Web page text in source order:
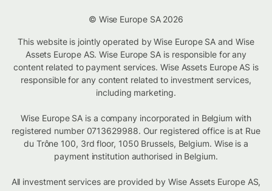
© Wise Europe SA 2026
This website is jointly operated by Wise Europe SA and Wise
Assets Europe AS. Wise Europe SA is responsible for any
content related to payment services. Wise Assets Europe AS is
responsible for any content related to investment services,
including marketing.
Wise Europe SA is a company incorporated in Belgium with
registered number 0713629988. Our registered office is at Rue
du Trône 100, 3rd floor, 1050 Brussels, Belgium. Wise is a
payment institution authorised in Belgium.
All investment services are provided by Wise Assets Europe AS,